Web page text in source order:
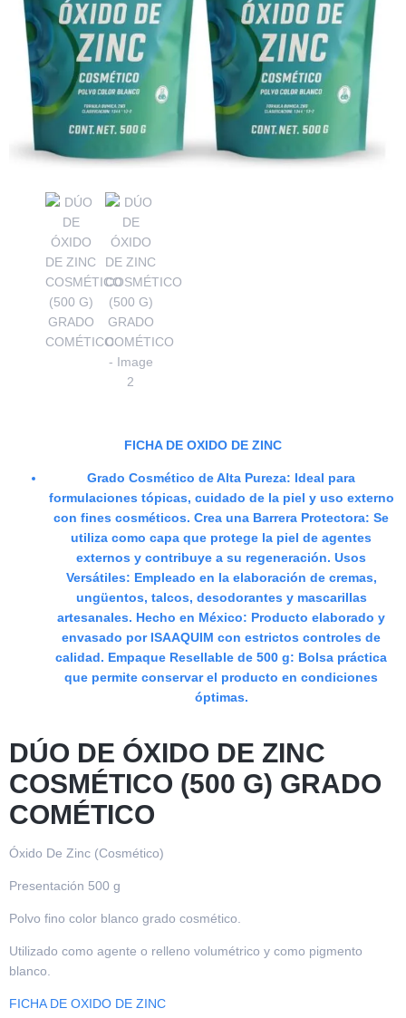
FICHA DE OXIDO DE ZINC
Grado Cosmético de Alta Pureza: Ideal para
formulaciones tópicas, cuidado de la piel y uso externo
con fines cosméticos. Crea una Barrera Protectora: Se
utiliza como capa que protege la piel de agentes
externos y contribuye a su regeneración. Usos
Versátiles: Empleado en la elaboración de cremas,
ungüentos, talcos, desodorantes y mascarillas
artesanales. Hecho en México: Producto elaborado y
envasado por ISAAQUIM con estrictos controles de
calidad. Empaque Resellable de 500 g: Bolsa práctica
que permite conservar el producto en condiciones
óptimas.
DÚO DE ÓXIDO DE ZINC
COSMÉTICO (500 G) GRADO
COMÉTICO
Óxido De Zinc (Cosmético)
Presentación 500 g
Polvo fino color blanco grado cosmético.
Utilizado como agente o relleno volumétrico y como pigmento
blanco.
FICHA DE OXIDO DE ZINC